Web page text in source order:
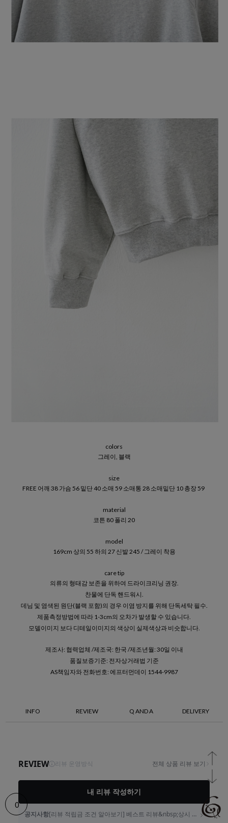
0
colors
그레이, 블랙
size
FREE 어깨 38 가슴 56 밑단 40 소매 59 소매통 28 소매밑단 10 총장 59
material
코튼 80 폴리 20
model
169cm 상의 55 하의 27 신발 245 / 그레이 착용
care tip
의류의 형태감 보존을 위하여 드라이크리닝 권장.
찬물에 단독 핸드워시.
데님 및 염색된 원단(블랙 포함)의 경우 이염 방지를 위해 단독세탁 필수.
제품측정방법에 따라 1-3cm의 오차가 발생할 수 있습니다.
모델이미지 보다 디테일이미지의 색상이 실제색상과 비슷합니다.
제조사: 협력업체 /제조국: 한국 /제조년월: 30일 이내
품질보증기준: 전자상거래법 기준
AS책임자와 전화번호: 에프터먼데이 1544-9987
INFO REVIEW Q AND A DELIVERY